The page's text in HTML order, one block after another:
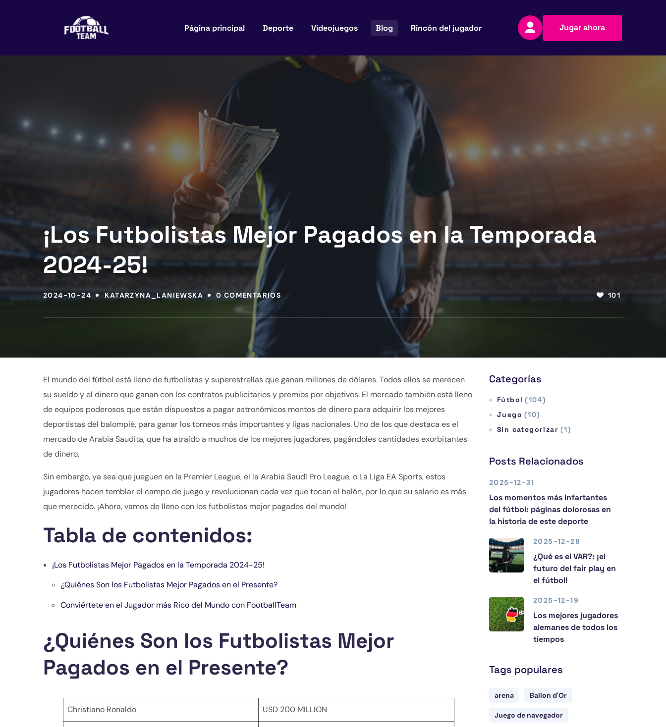
Página principal Deporte Videojuegos Blog Rincón del jugador Jugar ahora
¡Los Futbolistas Mejor Pagados en la Temporada
2024-25!
2024-10-24 KATARZYNA_LANIEWSKA 0 COMENTARIOS 101
El mundo del fútbol está lleno de futbolistas y superestrellas que ganan millones de dólares. Todos ellos se merecen
su sueldo y el dinero que ganan con los contratos publicitarios y premios por objetivos. El mercado también está lleno
de equipos poderosos que están dispuestos a pagar astronómicos montos de dinero para adquirir los mejores
deportistas del balompié, para ganar los torneos más importantes y ligas nacionales. Uno de los que destaca es el
mercado de Arabia Saudita, que ha atraído a muchos de los mejores jugadores, pagándoles cantidades exorbitantes
de dinero.
Sin embargo, ya sea que jueguen en la Premier League, el la Arabia Saudí Pro League, o La Liga EA Sports, estos
jugadores hacen temblar el campo de juego y revolucionan cada vez que tocan el balón, por lo que su salario es más
que merecido. ¡Ahora, vamos de lleno con los futbolistas mejor pagados del mundo!
Tabla de contenidos:
¡Los Futbolistas Mejor Pagados en la Temporada 2024-25!
¿Quiénes Son los Futbolistas Mejor Pagados en el Presente?
Conviértete en el Jugador más Rico del Mundo con FootballTeam
¿Quiénes Son los Futbolistas Mejor
Pagados en el Presente?
Christiano Ronaldo USD 200 MILLION
Categorías
Fútbol (104)
Juego (10)
Sin categorizar (1)
Posts Relacionados
2025-12-31
Los momentos más infartantes
del fútbol: páginas dolorosas en
la historia de este deporte
2025-12-28
¿Qué es el VAR?: ¡el
futuro del fair play en
el fútbol!
2025-12-19
Los mejores jugadores
alemanes de todos los
tiempos
Tags populares
arena Ballon d'Or
Juego de navegador